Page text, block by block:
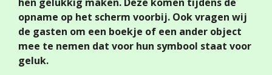
opname op het scherm voorbij. Ook vragen wij
de gasten om een boekje of een ander object
mee te nemen dat voor hun symbool staat voor
geluk.